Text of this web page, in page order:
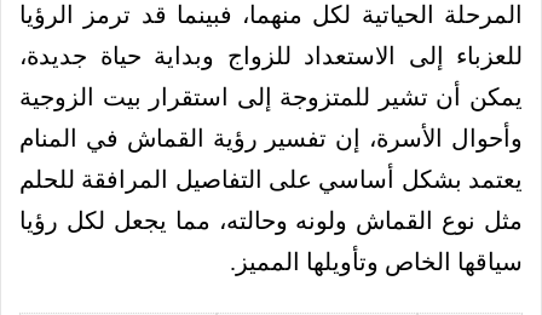
المرحلة الحياتية لكل منهما، فبينما قد ترمز الرؤيا
للعزباء إلى الاستعداد للزواج وبداية حياة جديدة،
يمكن أن تشير للمتزوجة إلى استقرار بيت الزوجية
وأحوال الأسرة، إن تفسير رؤية القماش في المنام
يعتمد بشكل أساسي على التفاصيل المرافقة للحلم
مثل نوع القماش ولونه وحالته، مما يجعل لكل رؤيا
سياقها الخاص وتأويلها المميز.